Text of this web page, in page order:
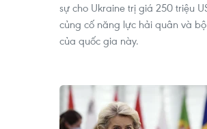
sự cho Ukraine trị giá 250 triệu
củng cố năng lực hải quân và
của quốc gia này.